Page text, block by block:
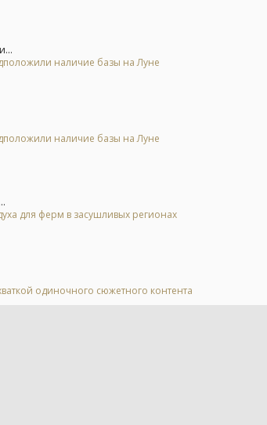
наличие базы на Луне
наличие базы на Луне
для ферм в засушливых регионах
одиночного сюжетного контента